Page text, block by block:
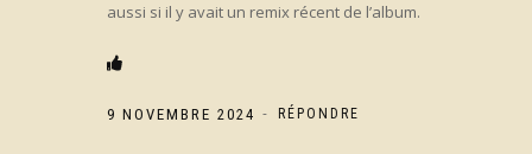
aussi si il y avait un remix récent de l’album.
9 NOVEMBRE 2024 - RÉPONDRE